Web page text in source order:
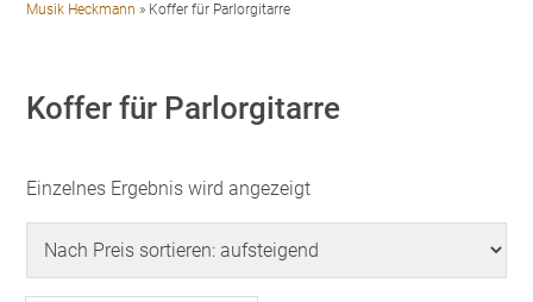
Musik Heckmann » Koffer für Parlorgitarre
Koffer für Parlorgitarre
Einzelnes Ergebnis wird angezeigt